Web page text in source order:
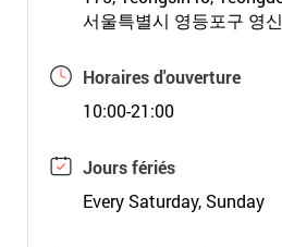
서울특별시 영등포구 영
Horaires d'ouverture
10:00-21:00
Jours fériés
Every Saturday, Sunday